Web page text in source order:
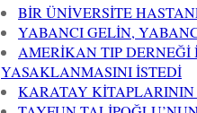
BİR ÜNİVERSİTE
YABANCI GELİN,
AMERİKAN TIP
YASAKLANMASINI İSTEDİ
KARATAY